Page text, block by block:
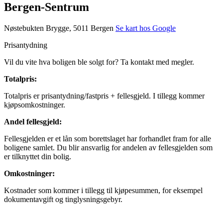
Bergen-Sentrum
Nøstebukten Brygge, 5011 Bergen Se kart hos Google
Prisantydning
Vil du vite hva boligen ble solgt for? Ta kontakt med megler.
Totalpris:
Totalpris er prisantydning/fastpris + fellesgjeld. I tillegg kommer
kjøpsomkostninger.
Andel fellesgjeld:
Fellesgjelden er et lån som borettslaget har forhandlet fram for alle
boligene samlet. Du blir ansvarlig for andelen av fellesgjelden som
er tilknyttet din bolig.
Omkostninger:
Kostnader som kommer i tillegg til kjøpesummen, for eksempel
dokumentavgift og tinglysningsgebyr.